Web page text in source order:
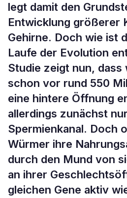
legt damit den
Entwicklung größerer
Gehirne. Doch wie ist
Laufe der Evolution
Studie zeigt nun, dass
schon vor rund 550
eine hintere Öffnung
allerdings zunächst
Spermienkanal. Doch
Würmer ihre
durch den Mund von
an ihrer
gleichen Gene aktiv